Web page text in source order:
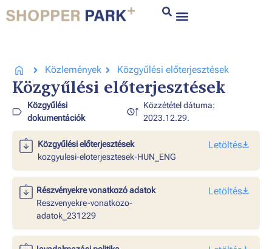
Közlemények Közgyűlési előterjesztések
Közgyűlési előterjesztések
Közgyűlési
dokumentációk
Közzététel dátuma:
2023.12.29.
Közgyűlési előterjesztések
kozgyulesi-eloterjesztesek-HUN_ENG
Letöltés
Részvényekre vonatkozó adatok
Reszvenyekre-vonatkozo-
adatok_231229
Letöltés